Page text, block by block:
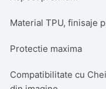
Material TPU, finisaje
Protectie maxima
Compatibilitate cu